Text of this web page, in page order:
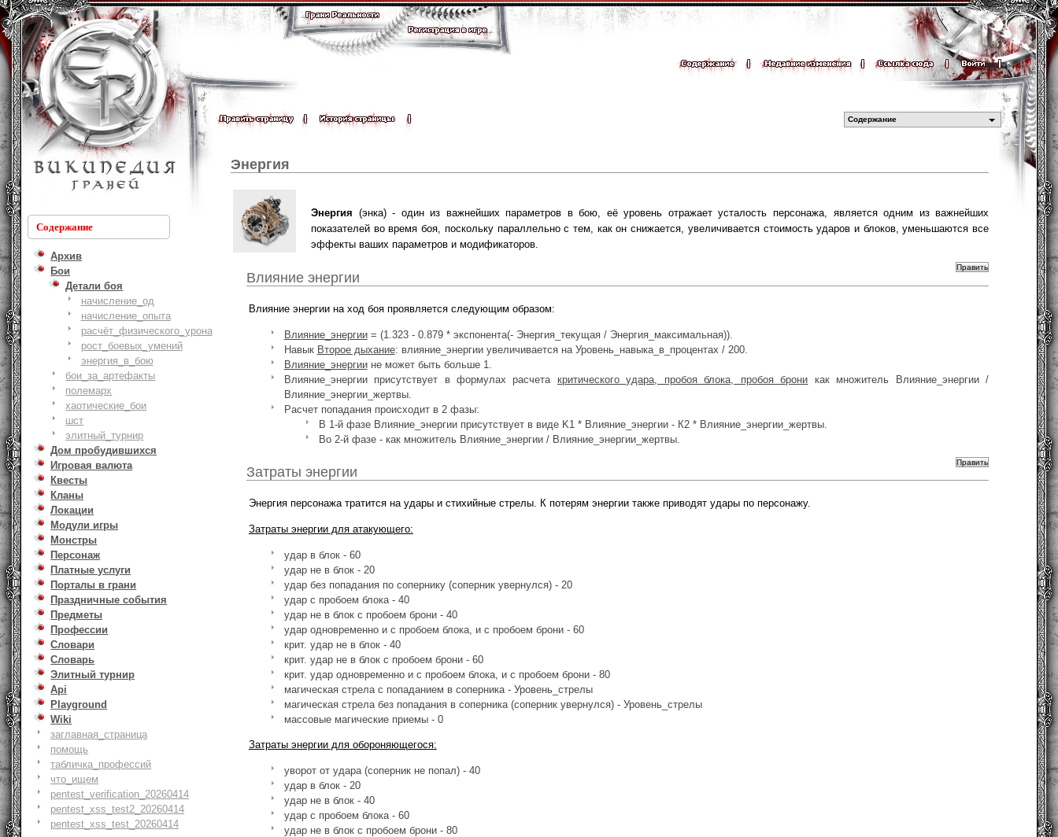
Содержание
Архив
Бои
Детали боя
начисление_од
начисление_опыта
расчёт_физического_урона
рост_боевых_умений
энергия_в_бою
бои_за_артефакты
полемарх
хаотические_бои
шст
элитный_турнир
Дом пробудившихся
Игровая валюта
Квесты
Кланы
Локации
Модули игры
Монстры
Персонаж
Платные услуги
Порталы в грани
Праздничные события
Предметы
Профессии
Словари
Словарь
Элитный турнир
Api
Playground
Wiki
заглавная_страница
помощь
табличка_профессий
что_ищем
pentest_verification_20260414
pentest_xss_test2_20260414
pentest_xss_test_20260414
Содержание
Энергия
Энергия (энка) - один из важнейших параметров в бою, её уровень отражает усталость персонажа, является одним из важнейших
показателей во время боя, поскольку параллельно с тем, как он снижается, увеличивается стоимость ударов и блоков, уменьшаются все
эффекты ваших параметров и модификаторов.
Влияние энергии
Влияние энергии на ход боя проявляется следующим образом:
Влияние_энергии= (1.323 - 0.879 * экспонента(- Энергия_текущая / Энергия_максимальная)).
Навык Второе дыхание: влияние_энергии увеличивается на Уровень_навыка_в_процентах / 200.
Влияние_энергиине может быть больше 1.
Влияние_энергии присутствует в формулах расчета критического удара, пробоя блока, пробоя брони как множитель Влияние_энергии /
Влияние_энергии_жертвы.
Расчет попадания происходит в 2 фазы:
В 1-й фазе Влияние_энергии присутствует в виде K1 * Влияние_энергии - К2 * Влияние_энергии_жертвы.
Во 2-й фазе - как множитель Влияние_энергии / Влияние_энергии_жертвы.
Затраты энергии
Энергия персонажа тратится на удары и стихийные стрелы. К потерям энергии также приводят удары по персонажу.
Затраты энергии для атакующего:
удар в блок - 60
удар не в блок - 20
удар без попадания по сопернику (соперник увернулся) - 20
удар с пробоем блока - 40
удар не в блок с пробоем брони - 40
удар одновременно и с пробоем блока, и с пробоем брони - 60
крит. удар не в блок - 40
крит. удар не в блок с пробоем брони - 60
крит. удар одновременно и с пробоем блока, и с пробоем брони - 80
магическая стрела с попаданием в соперника - Уровень_стрелы
магическая стрела без попадания в соперника (соперник увернулся) - Уровень_стрелы
массовые магические приемы - 0
Затраты энергии для обороняющегося:
уворот от удара (соперник не попал) - 40
удар в блок - 20
удар не в блок - 40
удар с пробоем блока - 60
удар не в блок с пробоем брони - 80